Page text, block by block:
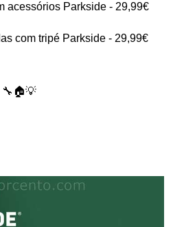
acessórios Parkside - 29,99€
com tripé Parkside - 29,99€
🔧🏠💡